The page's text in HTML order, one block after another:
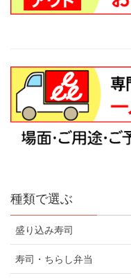
種類で選ぶ
盛り込み寿司
寿司・ちらし弁当